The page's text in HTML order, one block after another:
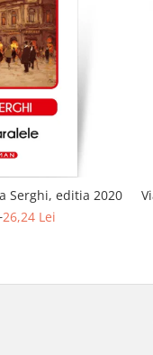
Serghi, editia 2020
26,24 Lei